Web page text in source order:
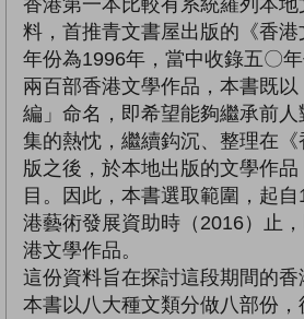
料，首推青文書屋出版的《香
年份為1996年，當中收錄五〇
兩百部香港文學作品，本書既
編」命名，即希望能夠繼承前
集的熱忱，繼續鈎沉、整理在
版之後，於本地出版的文學作
目。因此，本書選取範圍，起
港藝術發展資助時（2016）止
港文學作品。
這份資料旨在探討這段期間的香
本書以八大種文類分做八部份